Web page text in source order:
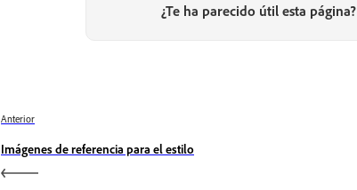
¿Te ha parecido útil esta página?
Anterior
Imágenes de referencia para el estilo